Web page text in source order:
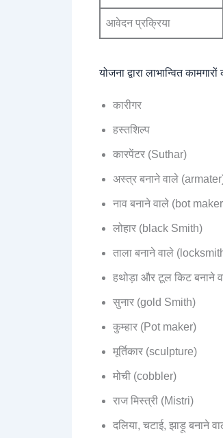
आवेदन प्रक्रिया
योजना द्वारा लाभान्वित
कारीगर
हस्तशिल्प
कारपेंटर (Suthar)
अस्त्र बनाने वाले
नाव बनाने वाले (bot
लोहार (black Smith)
ताला बनाने वाले
हथोड़ा और टूल किट बनाने
सुनार (gold Smith)
कुम्हार (Pot maker)
मूर्तिकार (sculpture)
मोची (cobbler)
राज मिस्त्री (Mistri)
दलिया, चटाई, झाड़ू बनाने